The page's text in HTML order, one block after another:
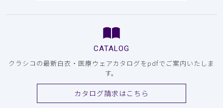
CATALOG
クラシコの最新白衣・医療ウェアカタログをpdfでご案内いたしま
す。
カタログ請求はこちら